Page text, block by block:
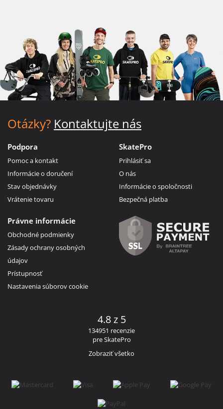
Otázky? Kontaktujte nás
Podpora
Pomoc a kontakt
Informácie o doručení
Stav objednávky
Vrátenie tovaru
SkatePro
Prihlásiť sa
O nás
Informácie o spoločnosti
Bezpečná platba
Právne informácie
Obchodné podmienky
Zásady ochrany osobných
údajov
Prístupnosť
Nastavenia súborov cookie
4.8 z 5
134951 recenzie
pre SkatePro
Zobraziť všetko